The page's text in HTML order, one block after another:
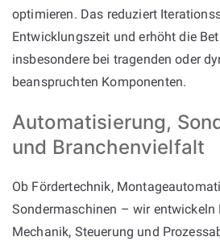
optimieren. Das reduziert
Entwicklungszeit und erhöht die
insbesondere bei tragenden oder
beanspruchten Komponenten.
Automatisierung,
und Branchenvielfalt
Ob Fördertechnik,
Sondermaschinen – wir entwickeln
Mechanik, Steuerung und